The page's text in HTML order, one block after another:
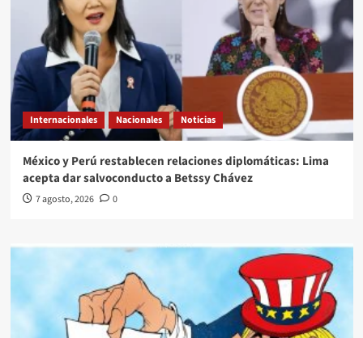
Internacionales Nacionales Noticias
México y Perú restablecen relaciones diplomáticas: Lima
acepta dar salvoconducto a Betssy Chávez
7 agosto, 2026 0